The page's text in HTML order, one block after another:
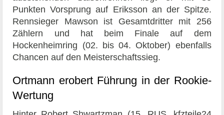
Punkten Vorsprung auf Eriksson an der Spitze.
Rennsieger Mawson ist Gesamtdritter mit 256
Zählern und hat beim Finale auf dem
Hockenheimring (02. bis 04. Oktober) ebenfalls
Chancen auf den Meisterschaftssieg.
Ortmann erobert Führung in der Rookie-
Wertung